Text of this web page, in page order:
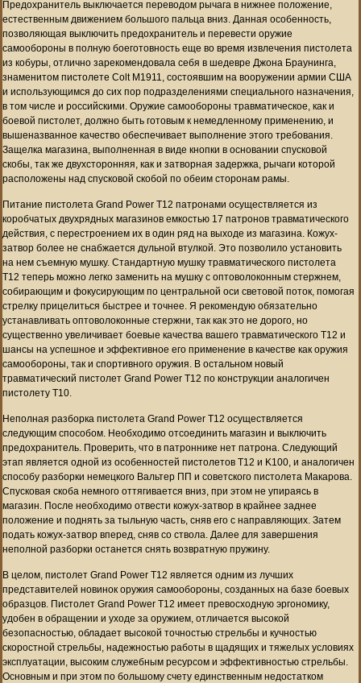
Предохранитель выключается переводом рычага в нижнее положение,
естественным движением большого пальца вниз. Данная особенность,
позволяющая выключить предохранитель и перевести оружие
самообороны в полную боеготовность еще во время извлечения пистолета
из кобуры, отлично зарекомендовала себя в шедевре Джона Браунинга,
знаменитом пистолете Colt M1911, состоявшим на вооружении армии США
и использующимся до сих пор подразделениями специального назначения,
в том числе и российскими. Оружие самообороны травматическое, как и
боевой пистолет, должно быть готовым к немедленному применению, и
вышеназванное качество обеспечивает выполнение этого требования.
Защелка магазина, выполненная в виде кнопки в основании спусковой
скобы, так же двухсторонняя, как и затворная задержка, рычаги которой
расположены над спусковой скобой по обеим сторонам рамы.
Питание пистолета Grand Power T12 патронами осуществляется из
коробчатых двухрядных магазинов емкостью 17 патронов травматического
действия, с перестроением их в один ряд на выходе из магазина. Кожух-
затвор более не снабжается дульной втулкой. Это позволило установить
на нем съемную мушку. Стандартную мушку травматического пистолета
T12 теперь можно легко заменить на мушку с оптоволоконным стержнем,
собирающим и фокусирующим по центральной оси световой поток, помогая
стрелку прицелиться быстрее и точнее. Я рекомендую обязательно
устанавливать оптоволоконные стержни, так как это не дорого, но
существенно увеличивает боевые качества вашего травматического T12 и
шансы на успешное и эффективное его применение в качестве как оружия
самообороны, так и спортивного оружия. В остальном новый
травматический пистолет Grand Power Т12 по конструкции аналогичен
пистолету Т10.
Неполная разборка пистолета Grand Power Т12 осуществляется
следующим способом. Необходимо отсоединить магазин и выключить
предохранитель. Проверить, что в патроннике нет патрона. Следующий
этап является одной из особенностей пистолетов T12 и K100, и аналогичен
способу разборки немецкого Вальтер ПП и советского пистолета Макарова.
Спусковая скоба немного оттягивается вниз, при этом не упираясь в
магазин. После необходимо отвести кожух-затвор в крайнее заднее
положение и поднять за тыльную часть, сняв его с направляющих. Затем
подать кожух-затвор вперед, сняв со ствола. Далее для завершения
неполной разборки останется снять возвратную пружину.
В целом, пистолет Grand Power T12 является одним из лучших
представителей новинок оружия самообороны, созданных на базе боевых
образцов. Пистолет Grand Power T12 имеет превосходную эргономику,
удобен в обращении и уходе за оружием, отличается высокой
безопасностью, обладает высокой точностью стрельбы и кучностью
скоростной стрельбы, надежностью работы в щадящих и тяжелых условиях
эксплуатации, высоким служебным ресурсом и эффективностью стрельбы.
Основным и при этом по большому счету единственным недостатком